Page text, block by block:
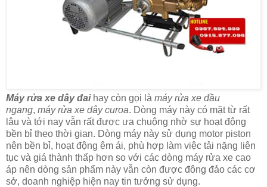
Máy rửa xe dây đaihay còn gọi là máy rửa xe đầu
ngang, máy rửa xe dây curoa. Dòng máy này có mặt từ rất
lâu và tới nay vẫn rất được ưa chuộng nhờ sự hoạt động
bền bỉ theo thời gian. Dòng máy này sử dụng motor piston
nên bền bỉ, hoạt động êm ái, phù hợp làm việc tải nặng liên
tục và giá thành thấp hơn so với các dòng máy rửa xe cao
áp nên dòng sản phẩm này vẫn còn được đông đảo các cơ
sở, doanh nghiệp hiện nay tin tưởng sử dụng.